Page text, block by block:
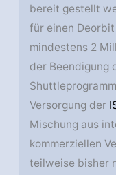
bereit gestellt
für einen
mindestens 2
der Beendigung
Versorgung der
Mischung aus
kommerziellen
teilweise bisher